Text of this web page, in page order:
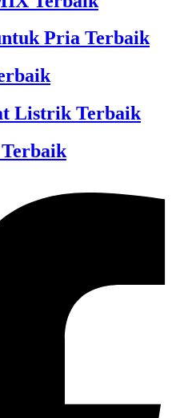
Pria Terbaik
Listrik Terbaik